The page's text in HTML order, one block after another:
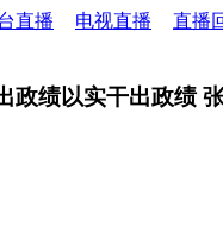
直播 电视直播 直播
绩以实干出政绩